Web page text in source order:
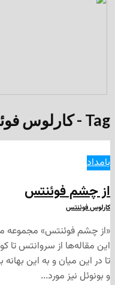
مجموعه مقالاتی اثر
از سروانتس تا کوندرا را در
و به این بهانه بزرگانی چون
مورد...